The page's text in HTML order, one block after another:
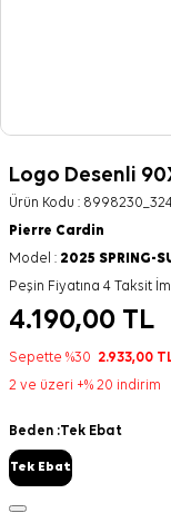
Logo Desenli
Ürün Kodu :
Pierre Cardin
Model : 2025 SPRING-
Peşin Fiyatına 4 Taksit
4.190,00 TL
Sepette %30 2.933,00
2 ve üzeri +% 20 indirim
Beden :Tek Ebat
Tek Ebat